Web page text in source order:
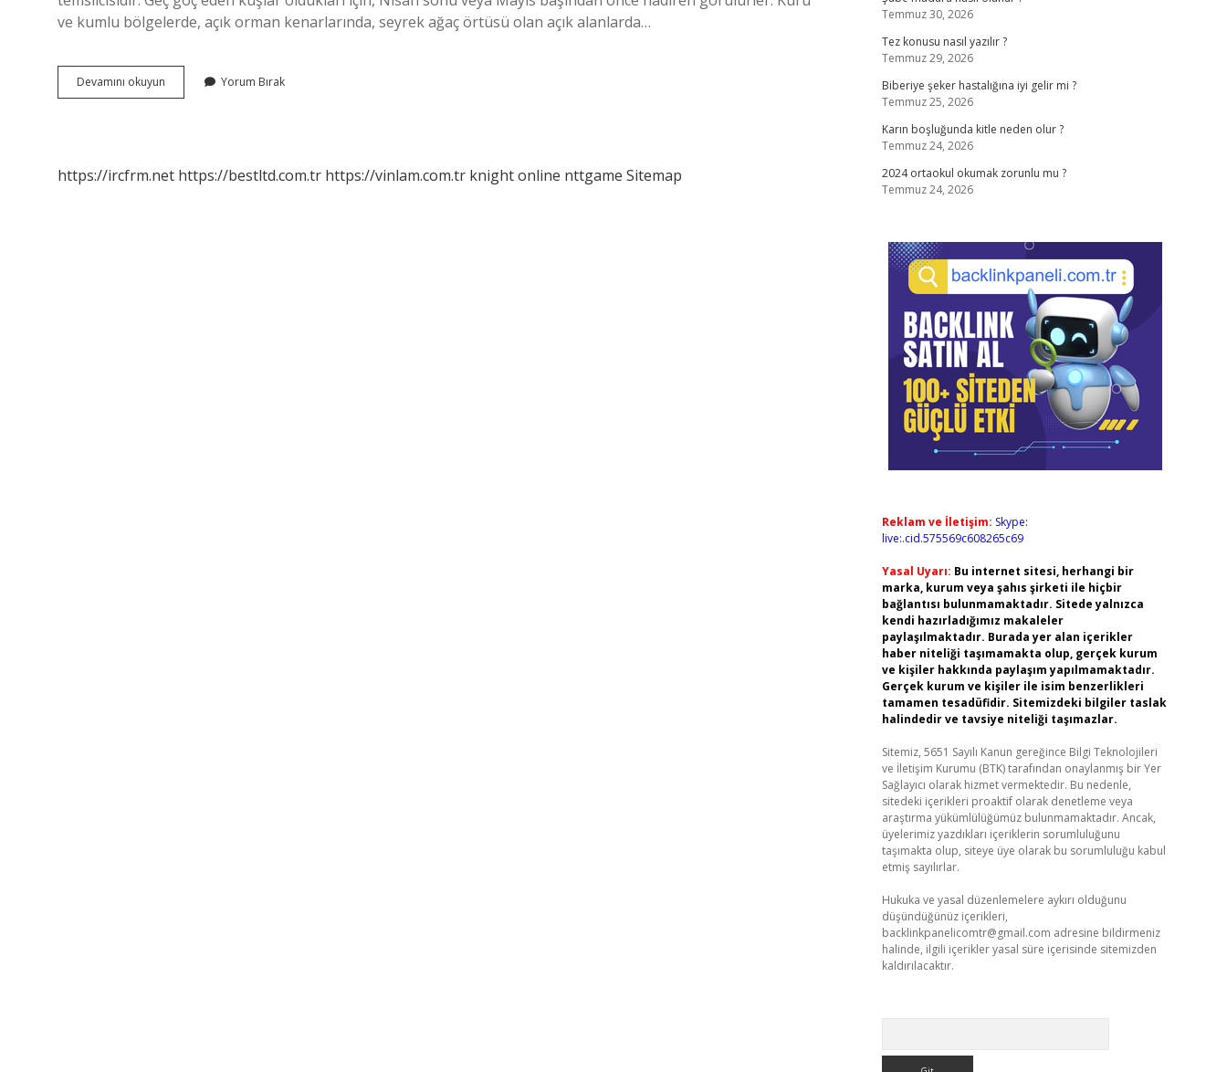
ve kumlu bölgelerde, açık orman kenarlarında, seyrek ağaç örtüsü olan açık alanlarda…
Devamını okuyun
Aldatan
Yorum Bırak
https://ircfrm.net https://bestltd.com.tr https://vinlam.com.tr knight online nttgame Sitemap
Temmuz 30, 2026
Tez konusu nasıl yazılır ?
Temmuz 29, 2026
Biberiye şeker hastalığına iyi gelir mi ?
Temmuz 25, 2026
Karın boşluğunda kitle neden olur ?
Temmuz 24, 2026
2024 ortaokul okumak zorunlu mu ?
Temmuz 24, 2026
Reklam ve İletişim: Skype:
live:.cid.575569c608265c69
Yasal Uyarı: Bu internet sitesi, herhangi bir
marka, kurum veya şahıs şirketi ile hiçbir
bağlantısı bulunmamaktadır. Sitede yalnızca
kendi hazırladığımız makaleler
paylaşılmaktadır. Burada yer alan içerikler
haber niteliği taşımamakta olup, gerçek kurum
ve kişiler hakkında paylaşım yapılmamaktadır.
Gerçek kurum ve kişiler ile isim benzerlikleri
tamamen tesadüfidir. Sitemizdeki bilgiler taslak
halindedir ve tavsiye niteliği taşımazlar.
Sitemiz, 5651 Sayılı Kanun gereğince Bilgi Teknolojileri
ve İletişim Kurumu (BTK) tarafından onaylanmış bir Yer
Sağlayıcı olarak hizmet vermektedir. Bu nedenle,
sitedeki içerikleri proaktif olarak denetleme veya
araştırma yükümlülüğümüz bulunmamaktadır. Ancak,
üyelerimiz yazdıkları içeriklerin sorumluluğunu
taşımakta olup, siteye üye olarak bu sorumluluğu kabul
etmiş sayılırlar.
Hukuka ve yasal düzenlemelere aykırı olduğunu
düşündüğünüz içerikleri,
backlinkpanelicomtr@gmail.com adresine bildirmeniz
halinde, ilgili içerikler yasal süre içerisinde sitemizden
kaldırılacaktır.